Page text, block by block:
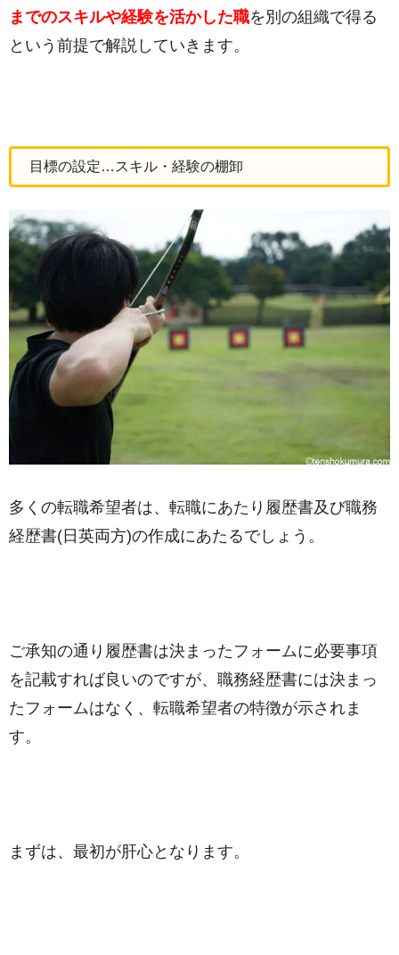
までのスキルや経験を活かした職を別の組織で得る
という前提で解説していきます。
目標の設定…スキル・経験の棚卸
多くの転職希望者は、転職にあたり履歴書及び職務
経歴書(日英両方)の作成にあたるでしょう。
ご承知の通り履歴書は決まったフォームに必要事項
を記載すれば良いのですが、職務経歴書には決まっ
たフォームはなく、転職希望者の特徴が示されま
す。
まずは、最初が肝心となります。